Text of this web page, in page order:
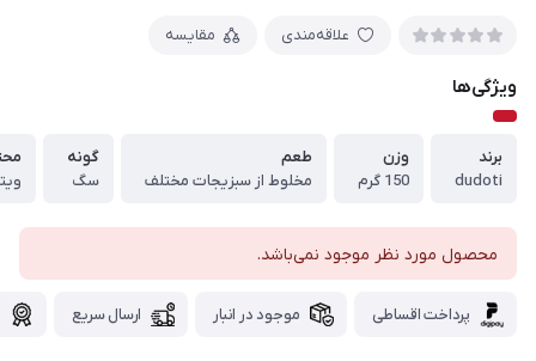
علاقه‌مندی مقایسه
ویژگی‌ها
برند
dudoti
وزن
150 گرم
طعم
مخلوط از سبزیجات مختلف
گونه
سگ
محصول مورد نظر موجود نمی‌باشد.
پرداخت اقساطی موجود در انبار ارسال سریع